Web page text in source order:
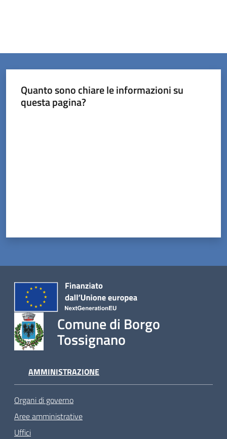
Quanto sono chiare le informazioni su
questa pagina?
Comune di Borgo
Tossignano
AMMINISTRAZIONE
Organi di governo
Aree amministrative
Uffici